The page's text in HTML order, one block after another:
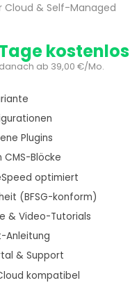
Cloud & Self-Managed
kostenlos
danach ab 39,00 €/Mo.
Plugins
Blöcke
optimiert
(BFSG-konform)
& Video-Tutorials
Anleitung
& Support
kompatibel